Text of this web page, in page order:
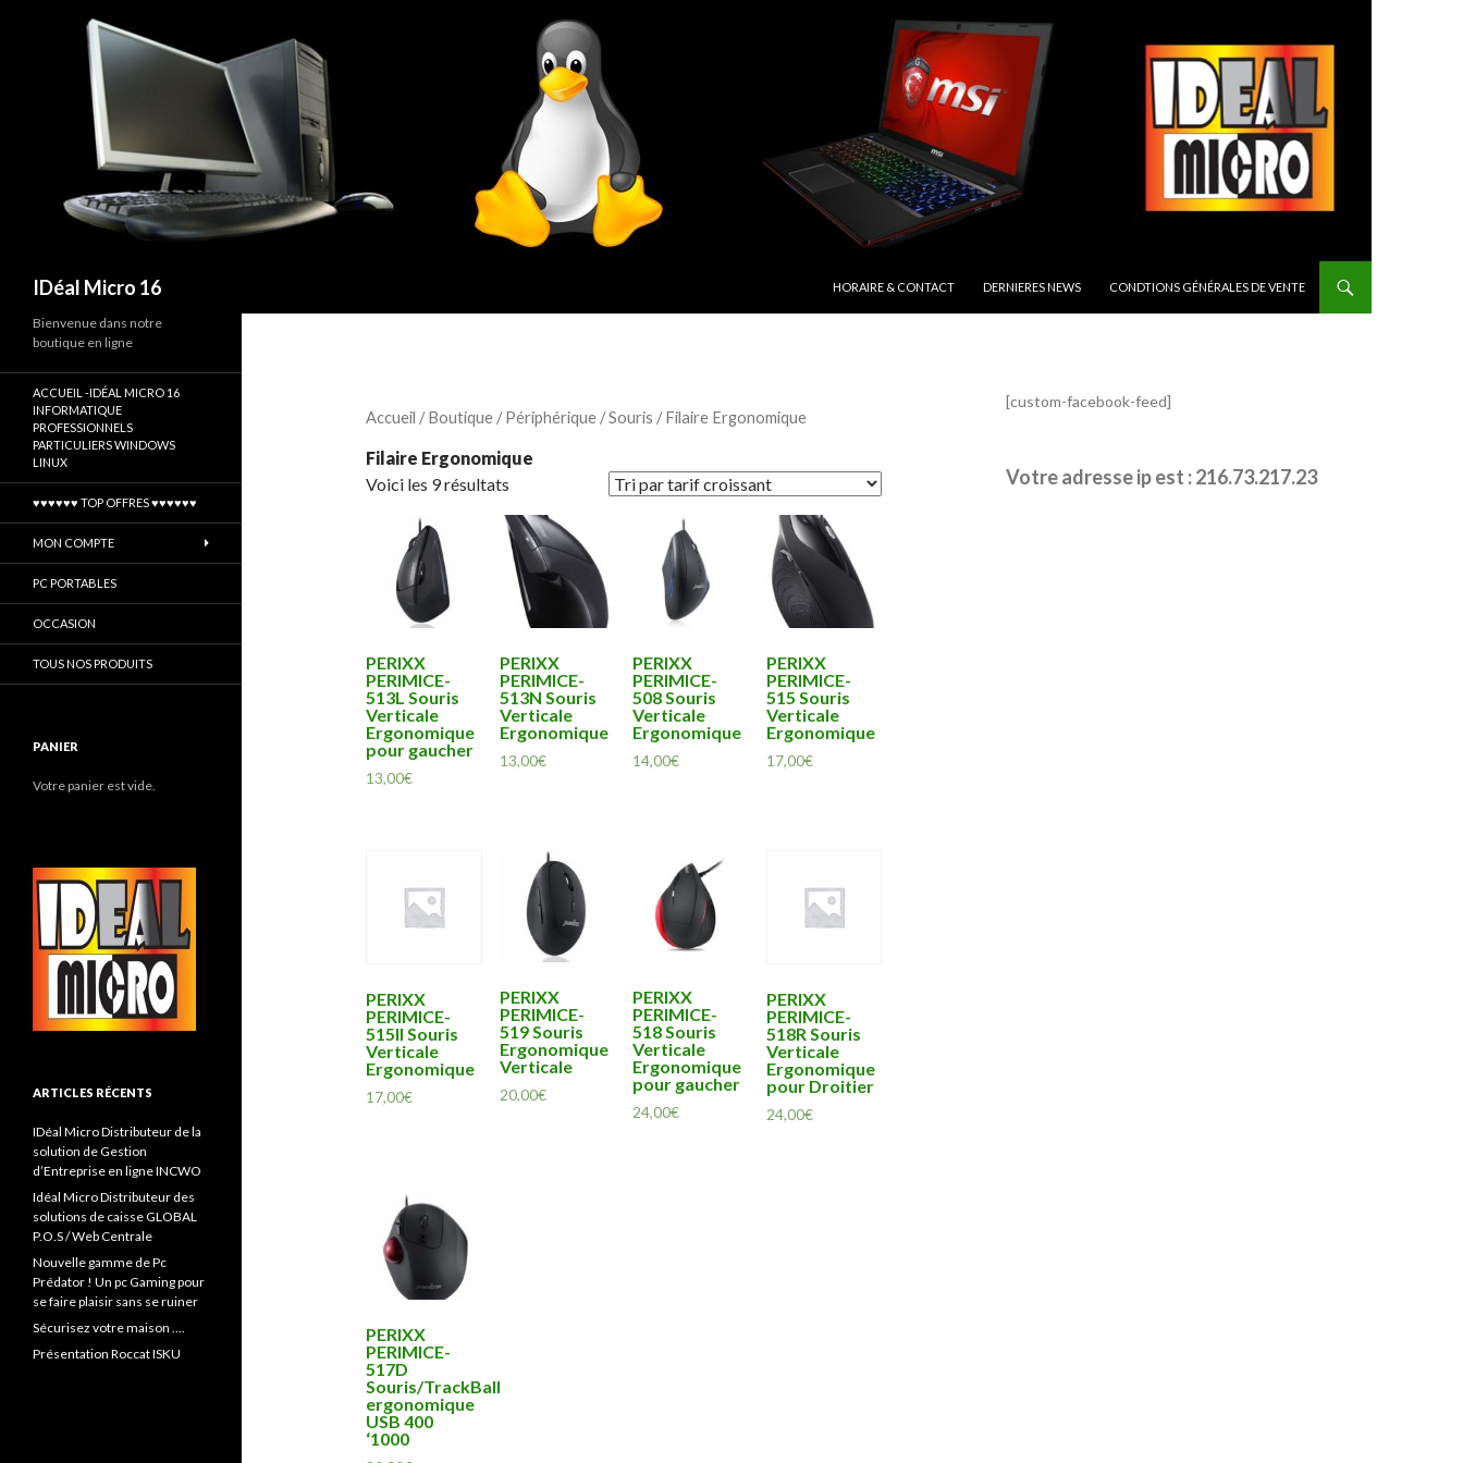
IDéal Micro 16
HORAIRE & CONTACT
DERNIERES NEWS CONDTIONS GÉNÉRALES DE VENTE
Accueil /Boutique /Périphérique /Souris / Filaire Ergonomique
Filaire Ergonomique
Voici les 9 résultats
PERIXX
PERIMICE-
513L Souris
Verticale
Ergonomique
pour gaucher
13,00€
PERIXX
PERIMICE-
513N Souris
Verticale
Ergonomique
13,00€
PERIXX
PERIMICE-
508 Souris
Verticale
Ergonomique
14,00€
PERIXX
PERIMICE-
515 Souris
Verticale
Ergonomique
17,00€
PERIXX
PERIMICE-
515II Souris
Verticale
Ergonomique
17,00€
PERIXX
PERIMICE-
519 Souris
Ergonomique
Verticale
20,00€
PERIXX
PERIMICE-
518 Souris
Verticale
Ergonomique
pour gaucher
24,00€
PERIXX
PERIMICE-
518R Souris
Verticale
Ergonomique
pour Droitier
24,00€
PERIXX
PERIMICE-
517D
Souris/TrackBall
ergonomique
USB 400
‘1000
[custom-facebook-feed]
Votre adresse ip est : 216.73.217.23
Bienvenue dans notre
boutique en ligne
ACCUEIL -IDÉAL MICRO 16
INFORMATIQUE
PROFESSIONNELS
PARTICULIERS WINDOWS
LINUX
♥♥♥♥♥♥ TOP OFFRES ♥♥♥♥♥♥
MON COMPTE
PC PORTABLES
OCCASION
TOUS NOS PRODUITS
PANIER
Votre panier est vide.
ARTICLES RÉCENTS
IDéal Micro Distributeur de la
solution de Gestion
d’Entreprise en ligne INCWO
Idéal Micro Distributeur des
solutions de caisse GLOBAL
P.O.S / Web Centrale
Nouvelle gamme de Pc
Prédator ! Un pc Gaming pour
se faire plaisir sans se ruiner
Sécurisez votre maison ….
Présentation Roccat ISKU